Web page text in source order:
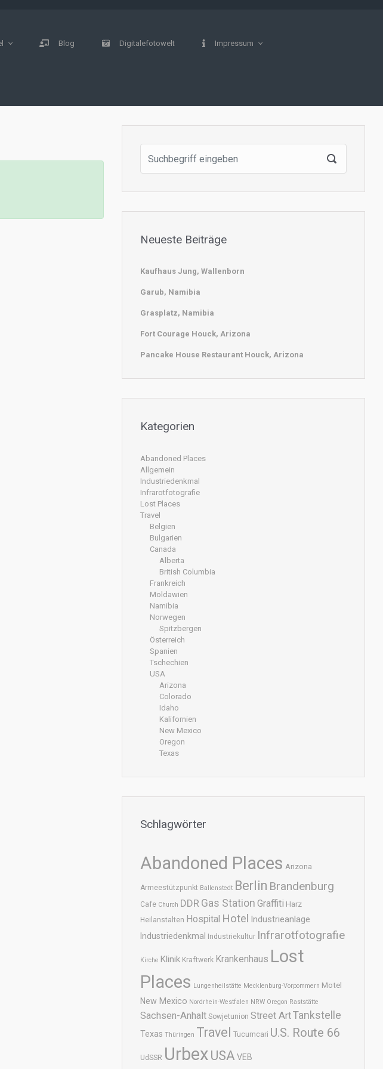
Blog Digitalefotowelt Impressum
Neueste Beiträge
Kaufhaus Jung, Wallenborn
Garub, Namibia
Grasplatz, Namibia
Fort Courage Houck, Arizona
Pancake House Restaurant Houck, Arizona
Kategorien
Abandoned Places
Allgemein
Industriedenkmal
Infrarotfotografie
Lost Places
Travel
Belgien
Bulgarien
Canada
Alberta
British Columbia
Frankreich
Moldawien
Namibia
Norwegen
Spitzbergen
Österreich
Spanien
Tschechien
USA
Arizona
Colorado
Idaho
Kalifornien
New Mexico
Oregon
Texas
Schlagwörter
Abandoned Places Arizona
Armeestützpunkt Ballenstedt Berlin Brandenburg
Cafe Church DDR Gas Station Graffiti Harz
Heilanstalten Hospital Hotel Industrieanlage
Industriedenkmal Industriekultur Infrarotfotografie
Kirche Klinik Kraftwerk Krankenhaus Lost
Places Lungenheilstätte Mecklenburg-Vorpommern Motel
New Mexico Nordrhein-Westfalen NRW Oregon Raststätte
Sachsen-Anhalt Sowjetunion Street ArtTankstelle
Texas Thüringen Travel Tucumcari U.S. Route 66
UdSSR Urbex USA VEB